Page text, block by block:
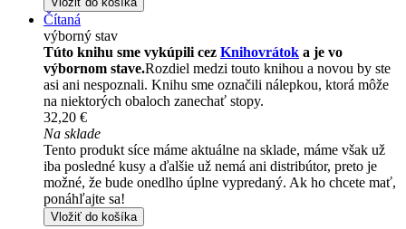
Čítaná
výborný stav
Túto knihu sme vykúpili cez Knihovrátok a je vo
výbornom stave.Rozdiel medzi touto knihou a novou by ste
asi ani nespoznali. Knihu sme označili nálepkou, ktorá môže
na niektorých obaloch zanechať stopy.
32,20 €
Na sklade
Tento produkt síce máme aktuálne na sklade, máme však už
iba posledné kusy a ďalšie už nemá ani distribútor, preto je
možné, že bude onedlho úplne vypredaný. Ak ho chcete mať,
ponáhľajte sa!
Vložiť do košíka